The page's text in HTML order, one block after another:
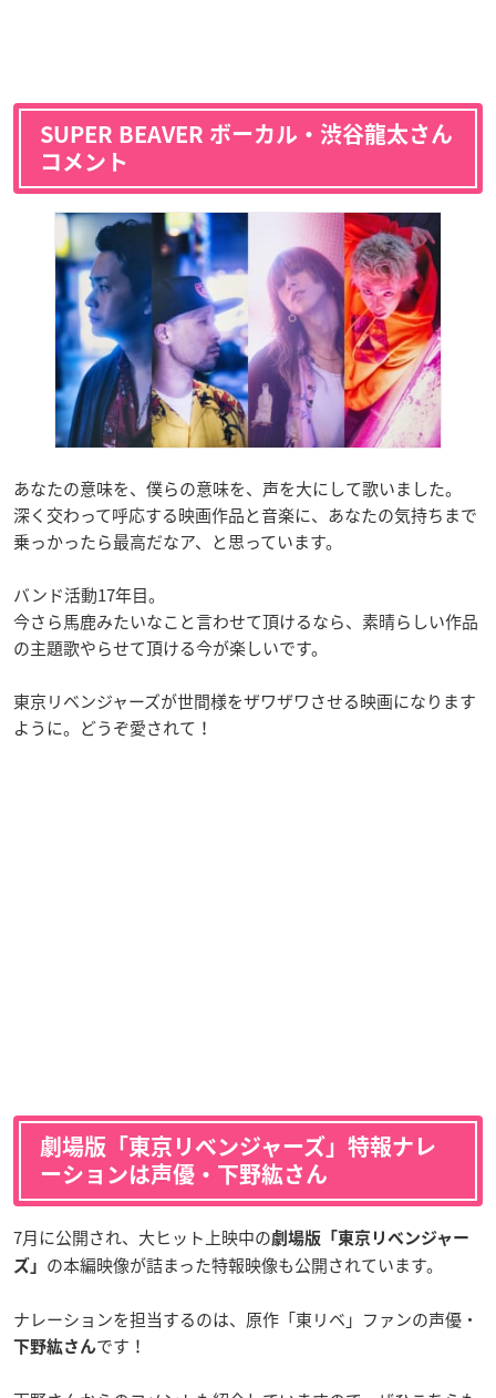
SUPER BEAVER ボーカル・渋谷龍太さん
コメント
あなたの意味を、僕らの意味を、声を大にして歌いました。
深く交わって呼応する映画作品と音楽に、あなたの気持ちまで
乗っかったら最高だなア、と思っています。
バンド活動17年目。
今さら馬鹿みたいなこと言わせて頂けるなら、素晴らしい作品
の主題歌やらせて頂ける今が楽しいです。
東京リベンジャーズが世間様をザワザワさせる映画になります
ように。どうぞ愛されて！
劇場版「東京リベンジャーズ」特報ナレ
ーションは声優・下野紘さん
7月に公開され、大ヒット上映中の劇場版「東京リベンジャー
ズ」 の本編映像が詰まった特報映像も公開されています。
ナレーションを担当するのは、原作「東リベ」ファンの声優・
下野紘さんです！